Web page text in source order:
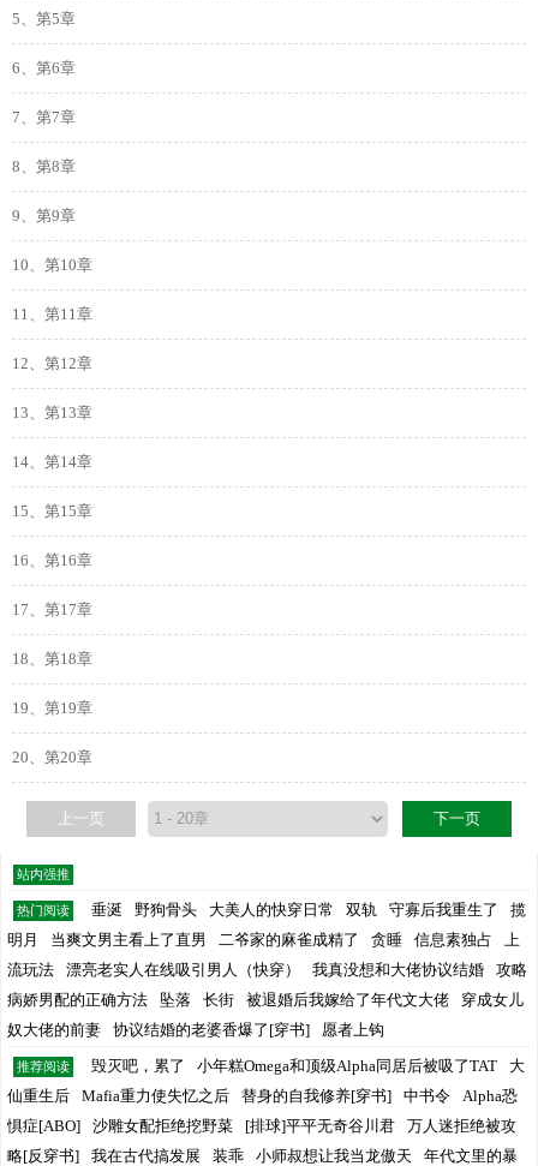
5、第5章
6、第6章
7、第7章
8、第8章
9、第9章
10、第10章
11、第11章
12、第12章
13、第13章
14、第14章
15、第15章
16、第16章
17、第17章
18、第18章
19、第19章
20、第20章
上一页 下一页
站内强推
热门阅读 垂涎 野狗骨头 大美人的快穿日常 双轨 守寡后我重生了
揽
明月
当爽文男主看上了直男 二爷家的麻雀成精了 贪睡 信息素独占
上
流玩法
漂亮老实人在线吸引男人（快穿） 我真没想和大佬协议结婚
攻略
病娇男配的正确方法
坠落 长街 被退婚后我嫁给了年代文大佬
穿成女儿
奴大佬的前妻
协议结婚的老婆香爆了[穿书] 愿者上钩
推荐阅读 毁灭吧，累了 小年糕Omega和顶级Alpha同居后被吸了TAT
大
仙重生后
Mafia重力使失忆之后 替身的自我修养[穿书] 中书令
Alpha恐
惧症[ABO]
沙雕女配拒绝挖野菜 [排球]平平无奇谷川君
万人迷拒绝被攻
略[反穿书]
我在古代搞发展 装乖 小师叔想让我当龙傲天 年代文里的暴